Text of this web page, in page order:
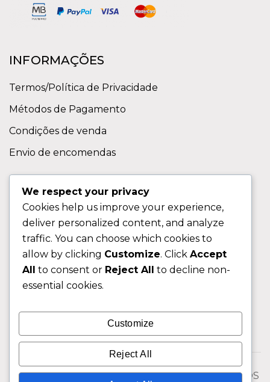
INFORMAÇÕES
Termos/Política de Privacidade
Métodos de Pagamento
Condições de venda
Envio de encomendas
Contactos
Sobre nos
FAQ (Perguntas Frequentes)
CLIENTE
Área do Cliente
Livro de Reclamações
© 2026 Fixngo TODOS OS DIREITOS RESERVADOS
We respect your privacy
Cookies help us improve your experience,
deliver personalized content, and analyze
traffic. You can choose which cookies to
allow by clicking Customize. Click Accept
All to consent or Reject All to decline non-
essential cookies.
Customize
Reject All